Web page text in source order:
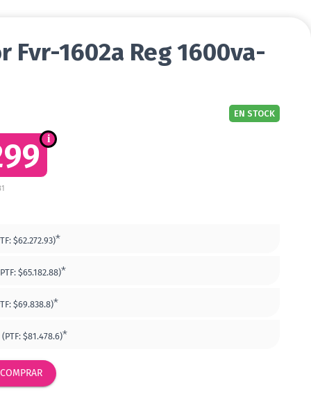
Fvr-1602a Reg 1600va-
EN STOCK
$62.272.93)*
$65.182.88)*
$69.838.8)*
(PTF: $81.478.6)*